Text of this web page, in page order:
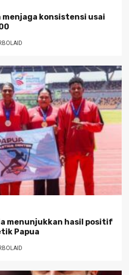
menjaga konsistensi usai
menunjukkan hasil positif
Papua